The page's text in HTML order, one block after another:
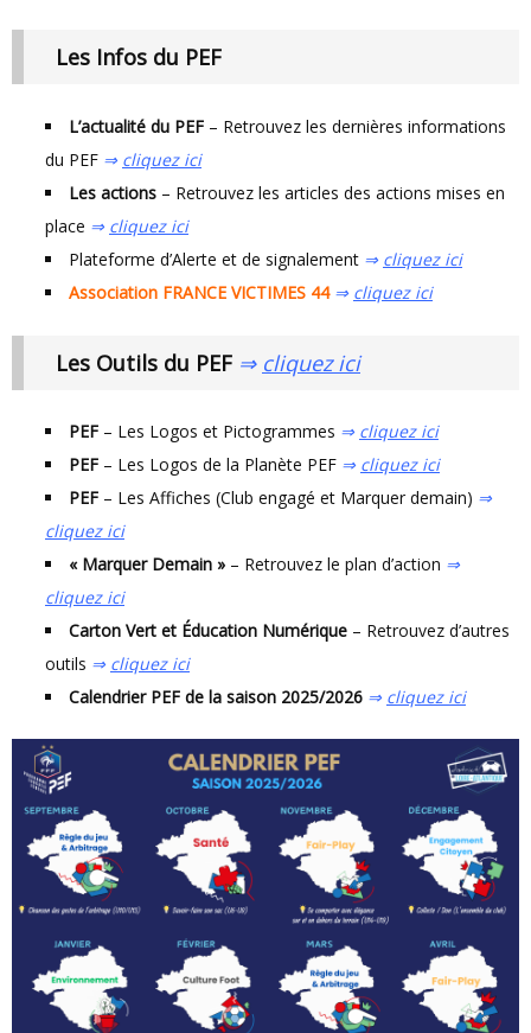
Les Infos du PEF
L’actualité du PEF – Retrouvez les dernières informations
du PEF ⇒ cliquez ici
Les actions – Retrouvez les articles des actions mises en
place ⇒ cliquez ici
Plateforme d’Alerte et de signalement ⇒ cliquez ici
Association FRANCE VICTIMES 44 ⇒ cliquez ici
Les Outils du PEF ⇒ cliquez ici
PEF – Les Logos et Pictogrammes ⇒ cliquez ici
PEF – Les Logos de la Planète PEF ⇒ cliquez ici
PEF – Les Affiches (Club engagé et Marquer demain) ⇒
cliquez ici
« Marquer Demain » – Retrouvez le plan d’action ⇒
cliquez ici
Carton Vert et Éducation Numérique – Retrouvez d’autres
outils ⇒ cliquez ici
Calendrier PEF de la saison 2025/2026 ⇒ cliquez ici